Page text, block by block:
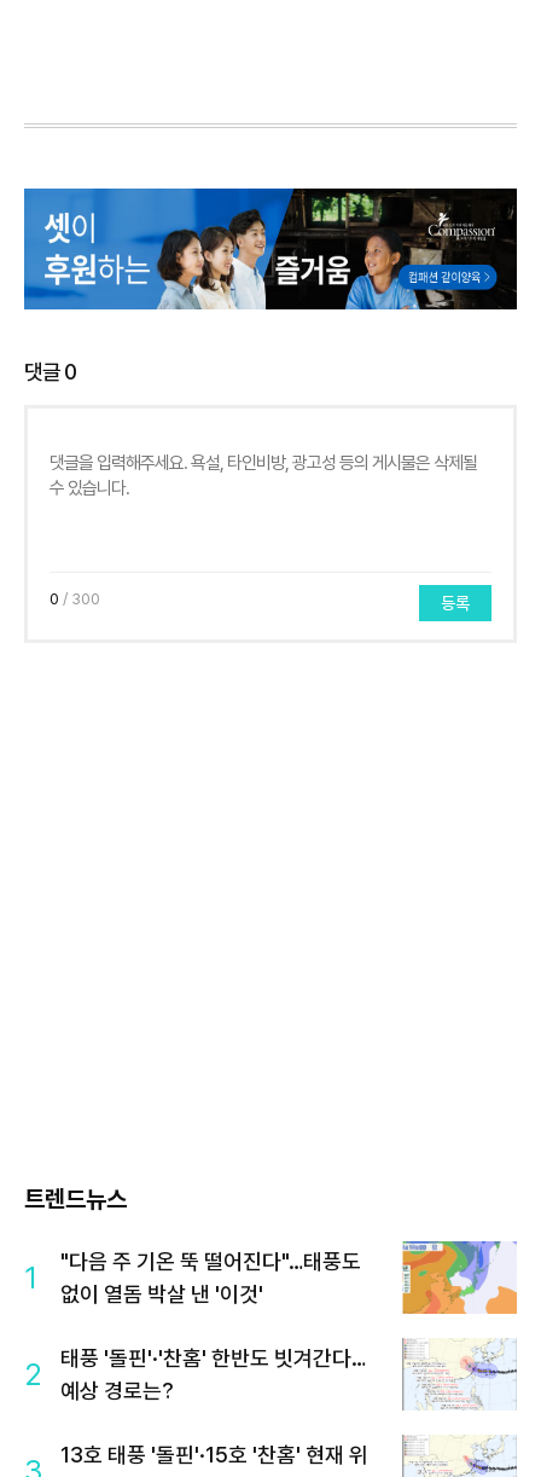
댓글0
0 / 300 등록
트렌드뉴스
1
"다음 주 기온 뚝 떨어진다"…태풍도
없이 열돔 박살 낸 '이것'
2
태풍 '돌핀'·'찬홈' 한반도 빗겨간다…
예상 경로는?
13호 태풍 '돌핀'·15호 '찬홈' 현재 위